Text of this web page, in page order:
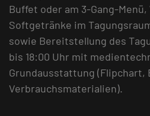
Buffet oder am 3-Gang-Menü,
Softgetränke im
sowie Bereitstellung des
bis 18:00 Uhr mit
Grundausstattung (Flipchart,
Verbrauchsmaterialien).